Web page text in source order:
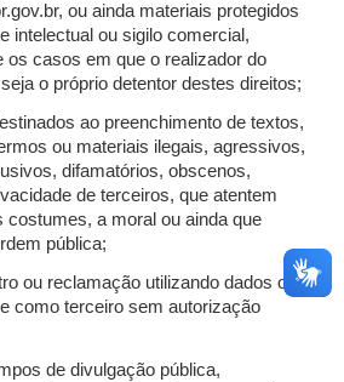
ou ainda materiais protegidos
intelectual ou sigilo comercial,
os casos em que o realizador do
o próprio detentor destes direitos;
ao preenchimento de textos,
ou materiais ilegais, agressivos,
difamatórios, obscenos,
de terceiros, que atentem
costumes, a moral ou ainda que
pública;
ou reclamação utilizando dados ou
como terceiro sem autorização
de divulgação pública,